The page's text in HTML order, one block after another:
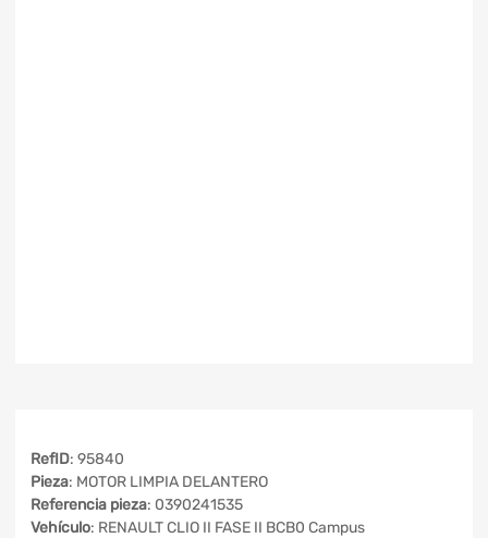
RefID: 95840
Pieza: MOTOR LIMPIA DELANTERO
Referencia pieza: 0390241535
Vehículo: RENAULT CLIO II FASE II BCB0 Campus